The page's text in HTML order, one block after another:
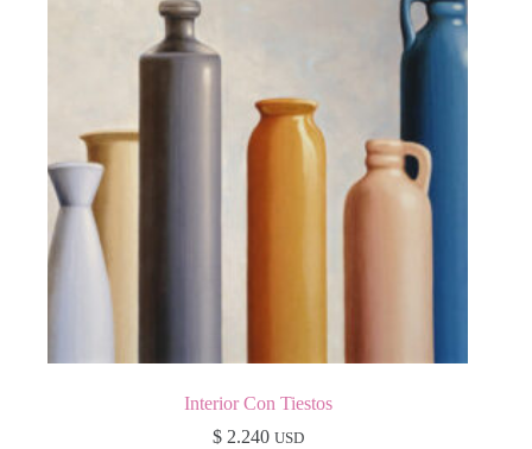
Interior Con Tiestos
$2.240 USD